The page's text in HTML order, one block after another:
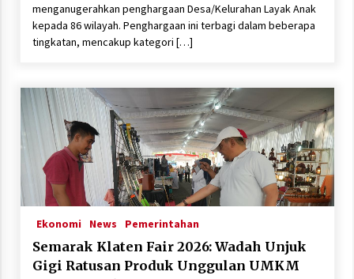
menganugerahkan penghargaan Desa/Kelurahan Layak Anak
kepada 86 wilayah. Penghargaan ini terbagi dalam beberapa
tingkatan, mencakup kategori […]
Ekonomi News Pemerintahan
Semarak Klaten Fair 2026: Wadah Unjuk
Gigi Ratusan Produk Unggulan UMKM